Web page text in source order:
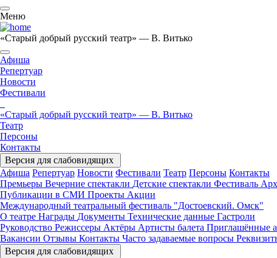
Меню
«Старый добрый русский театр» — В. Витько
Афиша
Репертуар
Новости
Фестивали
«Старый добрый русский театр» — В. Витько
Театр
Персоны
Контакты
Версия для слабовидящих
Афиша Репертуар Новости Фестивали Театр Персоны Контакты
Премьеры Вечерние спектакли Детские спектакли Фестиваль
Публикации в СМИ Проекты Акции
Международный театральный фестиваль "Достоевский. Омск"
О театре Награды Документы Технические данные Гастроли
Руководство Режиссеры Актёры Артисты балета Приглашённые
Вакансии Отзывы Контакты Часто задаваемые вопросы
Версия для слабовидящих